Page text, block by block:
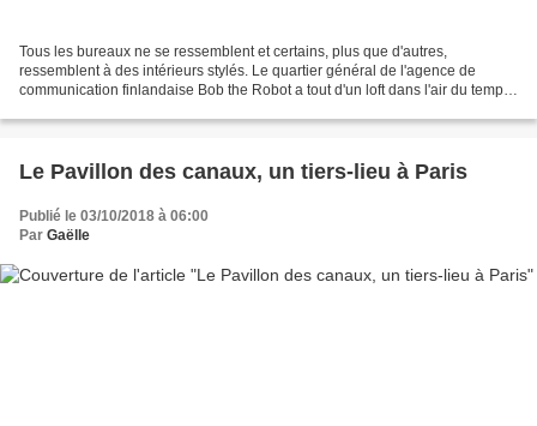
Tous les bureaux ne se ressemblent et certains, plus que d'autres,
ressemblent à des intérieurs stylés. Le quartier général de l'agence de
communication finlandaise Bob the Robot a tout d'un loft dans l'air du temps.
Le Pavillon des canaux, un tiers-lieu à Paris
Publié le 03/10/2018 à 06:00
Par Gaëlle